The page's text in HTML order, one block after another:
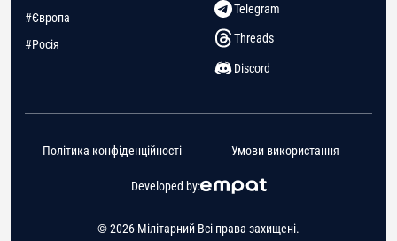
#Європа
#Росія
Telegram
Threads
Discord
© 2026 Мілітарний Всі права захищені.
Developed by:
Політика конфіденційності Умови використання